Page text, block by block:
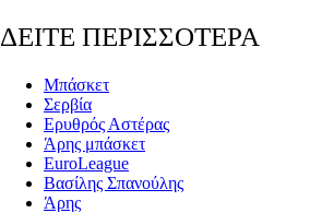
ΔΕΙΤΕ ΠΕΡΙΣΣΟΤΕΡΑ
Μπάσκετ
Σερβία
Ερυθρός Αστέρας
Άρης μπάσκετ
EuroLeague
Βασίλης Σπανούλης
Άρης